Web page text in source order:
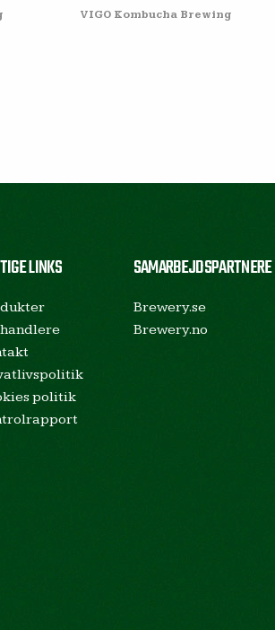
VIGO Kombucha Brewing
LINKS
politik
SAMARBEJDSPARTNERE
Brewery.se
Brewery.no